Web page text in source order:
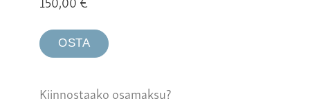
OSTA
Kiinnostaako osamaksu?